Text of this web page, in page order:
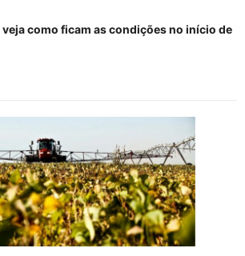
como ficam as condições no início de